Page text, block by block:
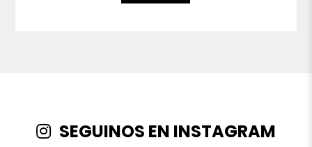
SEGUINOS EN INSTAGRAM